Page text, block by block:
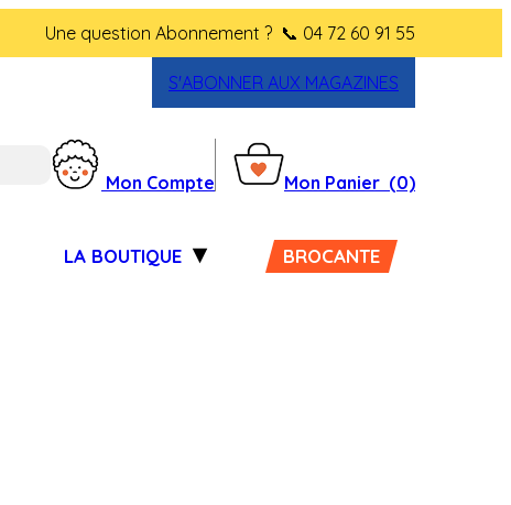
Une question Abonnement ? 📞 04 72 60 91 55
S'ABONNER AUX MAGAZINES
Mon Compte Mon Panier (0)
LA BOUTIQUE BROCANTE